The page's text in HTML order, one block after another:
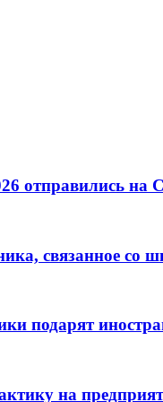
отправились на
связанное со
подарят
на